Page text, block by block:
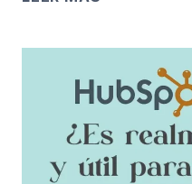
ELEGIR
EL
ADECUADO
PARA